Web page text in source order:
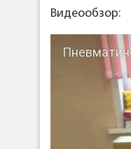
Видеообзор: